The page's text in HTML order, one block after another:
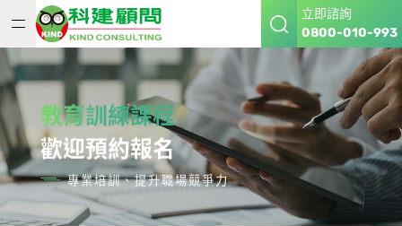
立即諮詢
0800-010-993
教育訓練課程
歡迎預約報名
專業培訓、提升職場競爭力